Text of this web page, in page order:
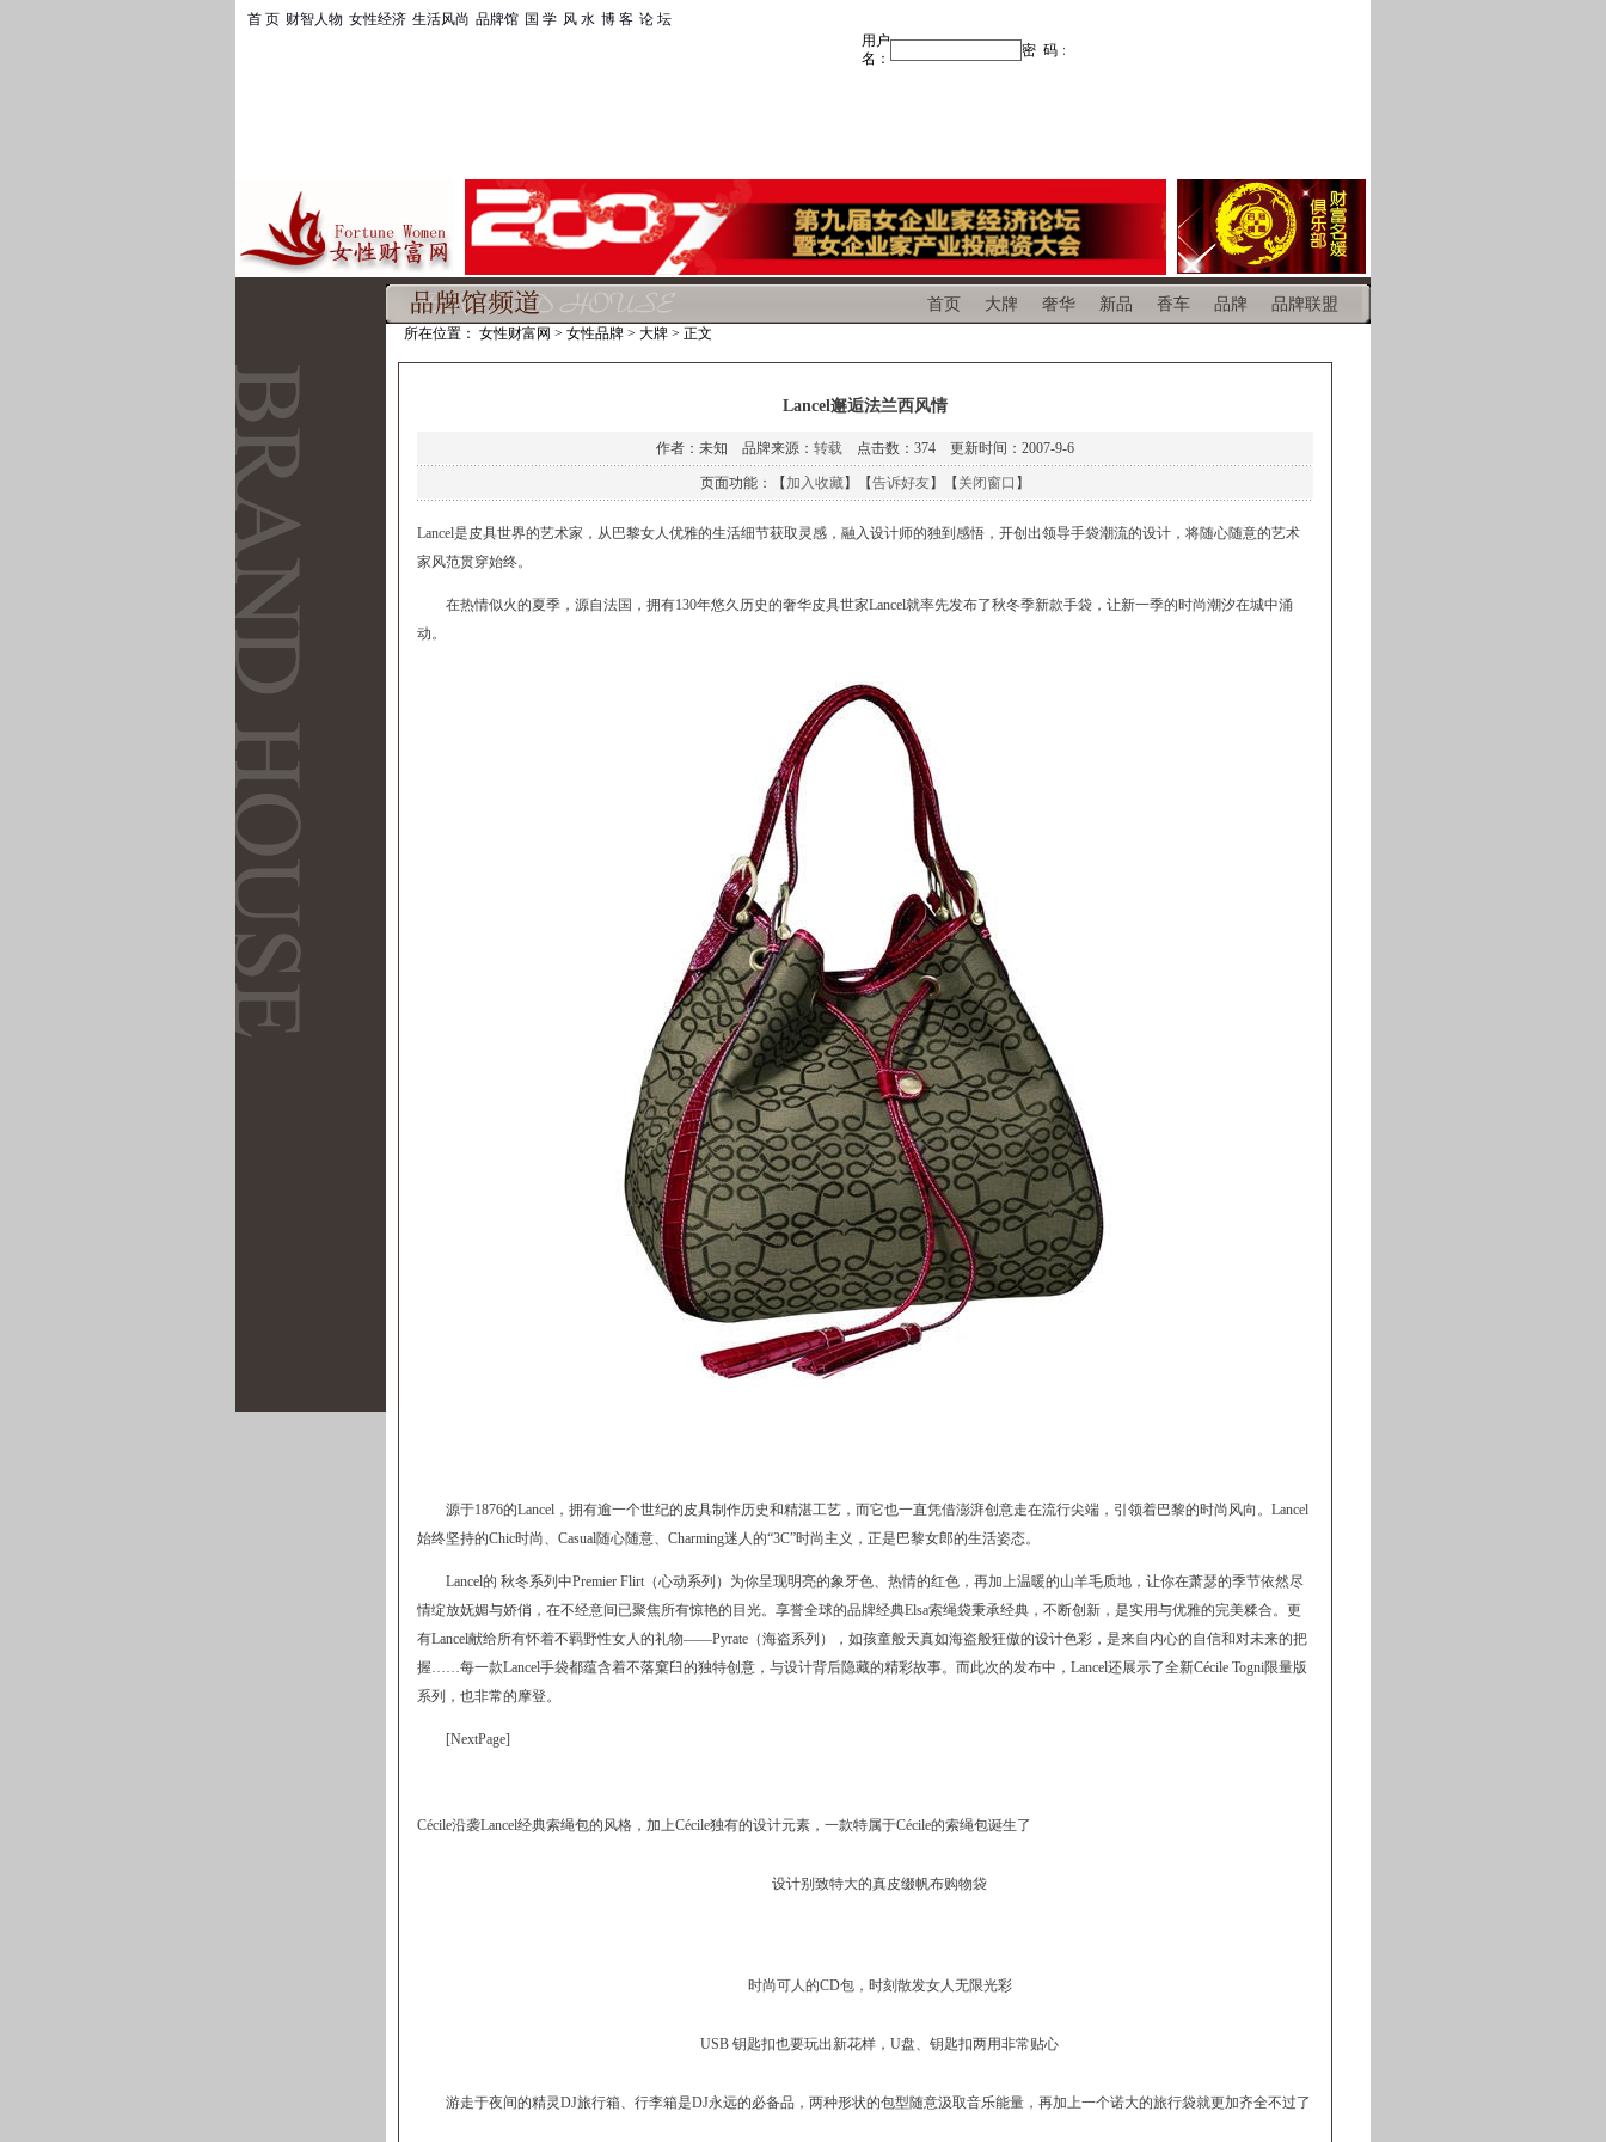
首 页 财智人物 女性经济 生活风尚 品牌馆 国 学 风 水 博 客 论 坛
首页 大牌 奢华 新品 香车 品牌 品牌联盟
所在位置： 女性财富网 > 女性品牌 > 大牌 > 正文
Lancel邂逅法兰西风情
作者：未知 品牌来源： 转载 点击数： 374 更新时间：2007-9-6
页面功能：【 加入收藏】【告诉好友】【 关闭窗口 】
Lancel是皮具世界的艺术家，从巴黎女人优雅的生活细节获取灵感，融入设计师的独到感悟，开创出领导手袋潮流的设计，将随心随意的艺术
家风范贯穿始终。
在热情似火的夏季，源自法国，拥有130年悠久历史的奢华皮具世家Lancel就率先发布了秋冬季新款手袋，让新一季的时尚潮汐在城中涌
动。
源于1876的Lancel，拥有逾一个世纪的皮具制作历史和精湛工艺，而它也一直凭借澎湃创意走在流行尖端，引领着巴黎的时尚风向。Lancel
始终坚持的Chic时尚、Casual随心随意、Charming迷人的“3C”时尚主义，正是巴黎女郎的生活姿态。
Lancel的 秋冬系列中Premier Flirt（心动系列）为你呈现明亮的象牙色、热情的红色，再加上温暖的山羊毛质地，让你在萧瑟的季节依然尽
情绽放妩媚与娇俏，在不经意间已聚焦所有惊艳的目光。享誉全球的品牌经典Elsa索绳袋秉承经典，不断创新，是实用与优雅的完美糅合。更
有Lancel献给所有怀着不羁野性女人的礼物——Pyrate（海盗系列），如孩童般天真如海盗般狂傲的设计色彩，是来自内心的自信和对未来的把
握……每一款Lancel手袋都蕴含着不落窠臼的独特创意，与设计背后隐藏的精彩故事。而此次的发布中，Lancel还展示了全新Cécile Togni限量版
系列，也非常的摩登。
[NextPage]
Cécile沿袭Lancel经典索绳包的风格，加上Cécile独有的设计元素，一款特属于Cécile的索绳包诞生了
设计别致特大的真皮缀帆布购物袋
时尚可人的CD包，时刻散发女人无限光彩
USB 钥匙扣也要玩出新花样，U盘、钥匙扣两用非常贴心
游走于夜间的精灵DJ旅行箱、行李箱是DJ永远的必备品，两种形状的包型随意汲取音乐能量，再加上一个诺大的旅行袋就更加齐全不过了